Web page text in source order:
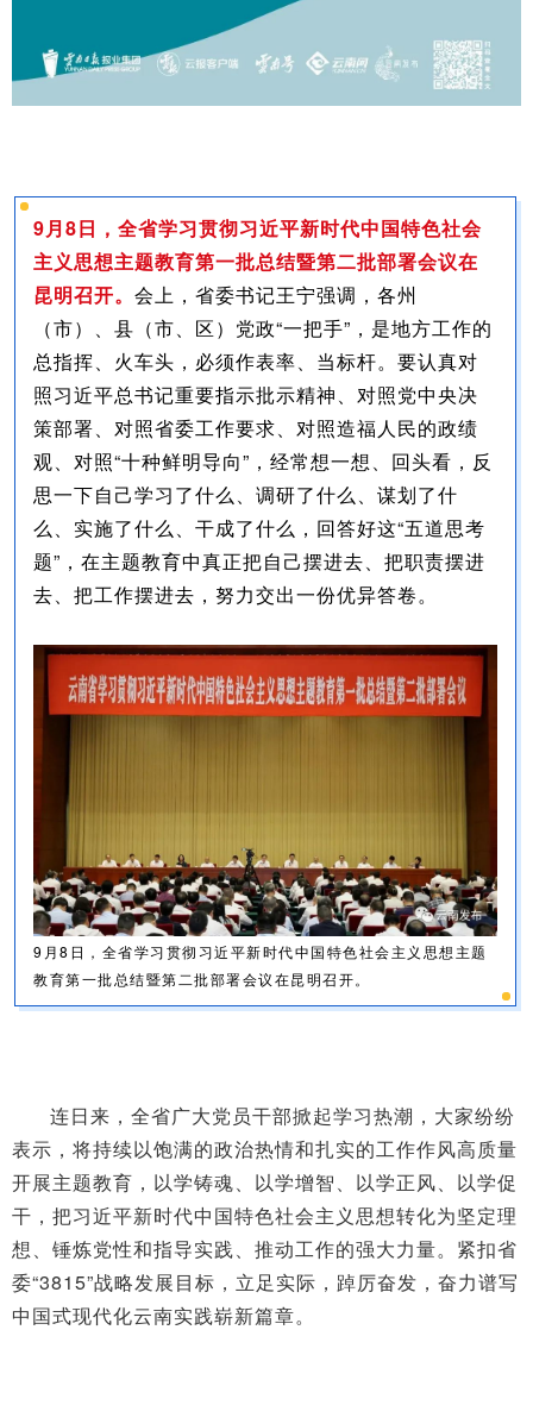
9月8日，全省学习贯彻习近平新时代中国特色社会
主义思想主题教育第一批总结暨第二批部署会议在
昆明召开。 会上，省委书记王宁强调，各州
（市）、县（市、区）党政“一把手”，是地方工作的
总指挥、火车头，必须作表率、当标杆。要认真对
照习近平总书记重要指示批示精神、对照党中央决
策部署、对照省委工作要求、对照造福人民的政绩
观、对照“十种鲜明导向”，经常想一想、回头看，反
思一下自己学习了什么、调研了什么、谋划了什
么、实施了什么、干成了什么，回答好这“五道思考
题”，在主题教育中真正把自己摆进去、把职责摆进
去、把工作摆进去，努力交出一份优异答卷。
9月8日，全省学习贯彻习近平新时代中国特色社会主义思想主题
教育第一批总结暨第二批部署会议在昆明召开。
连日来，全省广大党员干部掀起学习热潮，大家纷纷
表示，将持续以饱满的政治热情和扎实的工作作风高质量
开展主题教育，以学铸魂、以学增智、以学正风、以学促
干，把习近平新时代中国特色社会主义思想转化为坚定理
想、锤炼党性和指导实践、推动工作的强大力量。紧扣省
委“3815”战略发展目标，立足实际，踔厉奋发，奋力谱写
中国式现代化云南实践崭新篇章。